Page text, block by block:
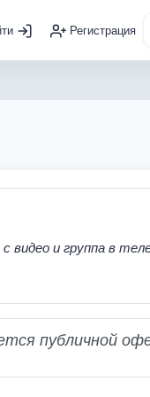
Регистрация
видео и группа в
публичной